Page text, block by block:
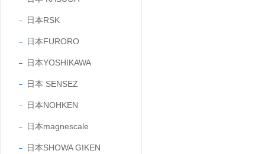
日本RSK
日本FURORO
日本YOSHIKAWA
日本 SENSEZ
日本NOHKEN
日本magnescale
日本SHOWA GIKEN